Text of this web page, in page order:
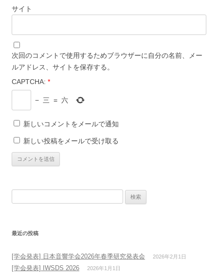
サイト
次回のコメントで使用するためブラウザーに自分の名前、メー
ルアドレス、サイトを保存する。
CAPTCHA: *
− 三 = 六
新しいコメントをメールで通知
新しい投稿をメールで受け取る
最近の投稿
[学会発表] 日本音響学会2026年春季研究発表会 2026年2月1日
[学会発表] IWSDS 2026 2026年1月1日